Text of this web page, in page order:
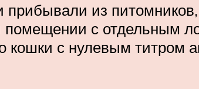
из
с отдельным
кошки с нулевым